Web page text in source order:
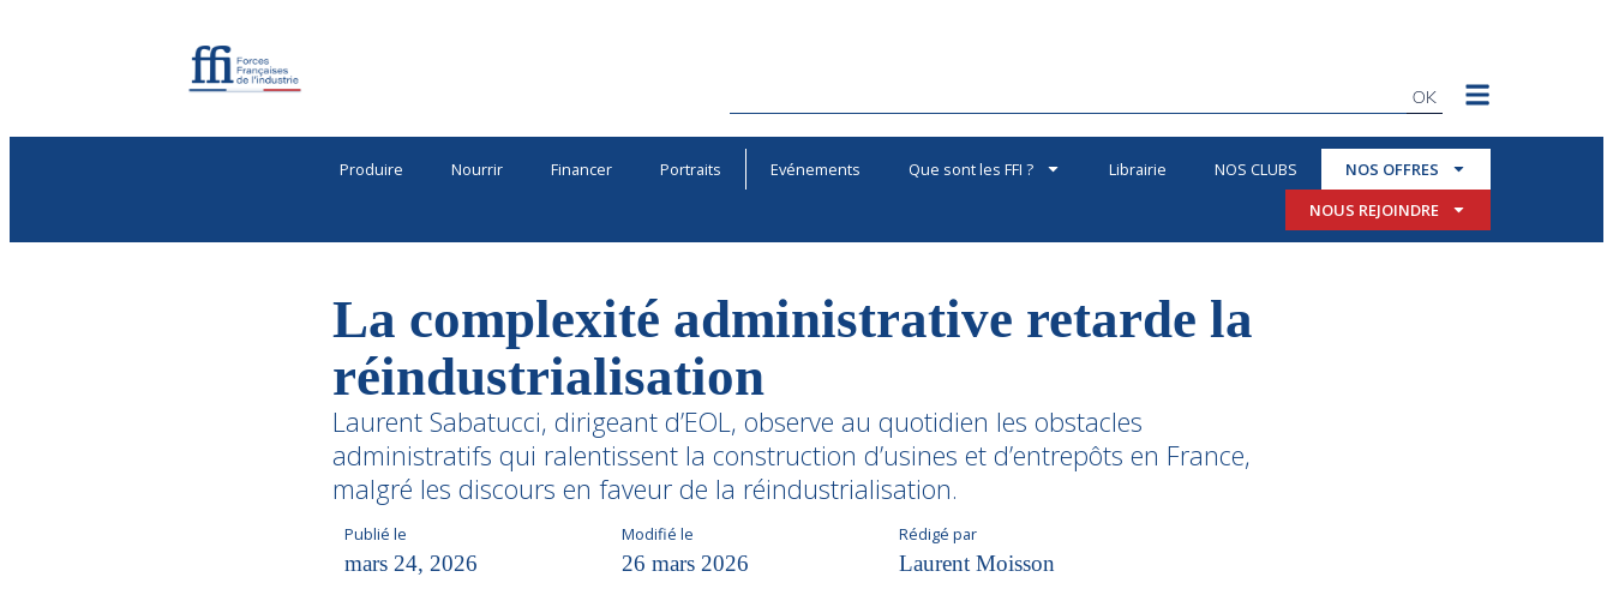
OK
Produire Nourrir Financer Portraits Evénements Que sont les FFI ? Librairie NOS CLUBS
NOS OFFRES
NOUS REJOINDRE
La complexité administrative retarde la
réindustrialisation
Laurent Sabatucci, dirigeant d’EOL, observe au quotidien les obstacles
administratifs qui ralentissent la construction d’usines et d’entrepôts en France,
malgré les discours en faveur de la réindustrialisation.
Publié le
mars 24, 2026
Modifié le
26 mars 2026
Rédigé par
Laurent Moisson